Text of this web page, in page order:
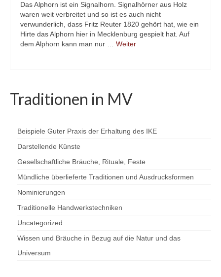
Das Alphorn ist ein Signalhorn. Signalhörner aus Holz
waren weit verbreitet und so ist es auch nicht
verwunderlich, dass Fritz Reuter 1820 gehört hat, wie ein
Hirte das Alphorn hier in Mecklenburg gespielt hat. Auf
dem Alphorn kann man nur … Weiter
Traditionen in MV
Beispiele Guter Praxis der Erhaltung des IKE
Darstellende Künste
Gesellschaftliche Bräuche, Rituale, Feste
Mündliche überlieferte Traditionen und Ausdrucksformen
Nominierungen
Traditionelle Handwerkstechniken
Uncategorized
Wissen und Bräuche in Bezug auf die Natur und das
Universum